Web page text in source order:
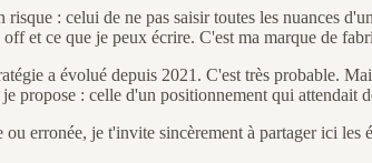
risque : celui de ne pas saisir toutes les nuances
et ce que je peux écrire. C'est ma marque de
a évolué depuis 2021. C'est très probable.
propose : celle d'un positionnement qui
ou erronée, je t'invite sincèrement à partager ici